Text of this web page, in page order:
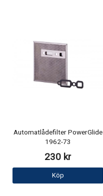
Automatlådefilter PowerGlide
1962-73
230 kr
Köp